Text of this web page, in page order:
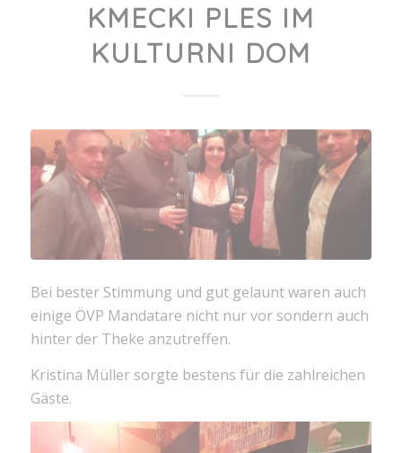
KMECKI PLES IM
KULTURNI DOM
Bei bester Stimmung und gut gelaunt waren auch
einige ÖVP Mandatare nicht nur vor sondern auch
hinter der Theke anzutreffen.
Kristina Müller sorgte bestens für die zahlreichen
Gäste.